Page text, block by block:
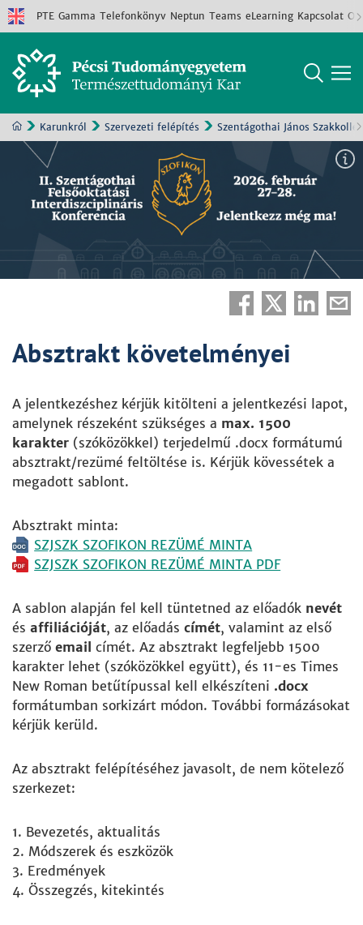
PTE Gamma Telefonkönyv Neptun Teams eLearning Kapcsolat
Karunkról Szervezeti felépítés Szentágothai János
Absztrakt követelményei
A jelentkezéshez kérjük kitölteni a jelentkezési lapot,
amelynek részeként szükséges a max. 1500
karakter (szóközökkel) terjedelmű .docx formátumú
absztrakt/rezümé feltöltése is. Kérjük kövessétek a
megadott sablont.
Absztrakt minta:
SZJSZK SZOFIKON REZÜMÉ MINTA
SZJSZK SZOFIKON REZÜMÉ MINTA PDF
A sablon alapján fel kell tüntetned az előadók nevét
és affiliációját, az előadás címét, valamint az első
szerző email címét. Az absztrakt legfeljebb 1500
karakter lehet (szóközökkel együtt), és 11-es Times
New Roman betűtípussal kell elkészíteni .docx
formátumban sorkizárt módon. További formázásokat
kérjük kerüld.
Az absztrakt felépítéséhez javasolt, de nem kötelező
szerkezet:
Bevezetés, aktualitás
Módszerek és eszközök
Eredmények
Összegzés, kitekintés